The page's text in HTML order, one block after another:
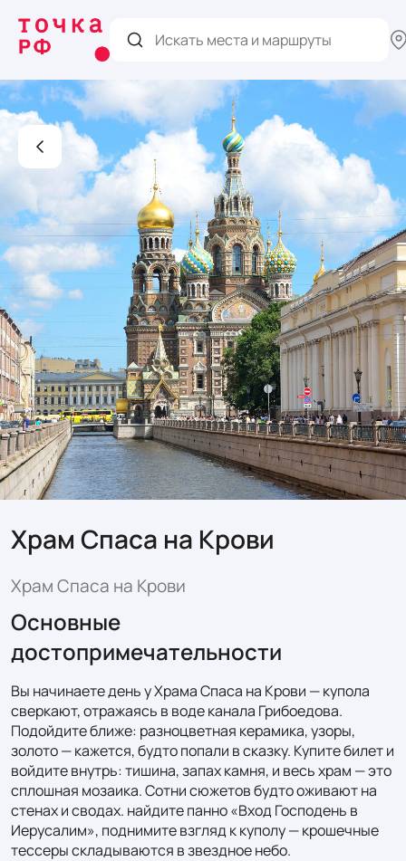
Храм Спаса на Крови
Храм Спаса на Крови
Основные
достопримечательности
Вы начинаете день у Храма Спаса на Крови — купола
сверкают, отражаясь в воде канала Грибоедова.
Подойдите ближе: разноцветная керамика, узоры,
золото — кажется, будто попали в сказку. Купите билет и
войдите внутрь: тишина, запах камня, и весь храм — это
сплошная мозаика. Сотни сюжетов будто оживают на
стенах и сводах. найдите панно «Вход Господень в
Иерусалим», поднимите взгляд к куполу — крошечные
тессеры складываются в звездное небо.